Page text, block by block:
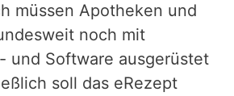
müssen Apotheken und
noch mit
und Software ausgerüstet
soll das eRezept